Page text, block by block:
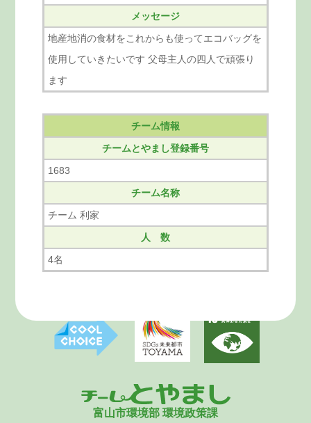
メッセージ
地産地消の食材をこれからも使ってエコバッグを
使用していきたいです 父母主人の四人で頑張り
ます
チーム情報
チームとやまし登録番号
1683
チーム名称
チーム 利家
人 数
4名
富山市環境部 環境政策課